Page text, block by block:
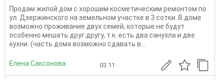
Продам жилой дом с хорошим косметическим ремонтом по
ул. Дзержинского на земельном участке в 3 сотки. В доме
возможно проживание двух семей, которые не будут
особенно мешать друг другу, т.к. есть два санузла и две
кухни. (часть дома возможно сдавать в...
Елена Саксонова 03.11